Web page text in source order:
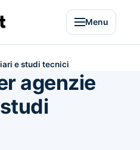
Menu
e studi tecnici
agenzie